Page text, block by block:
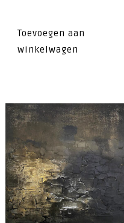
Toevoegen aan
winkelwagen